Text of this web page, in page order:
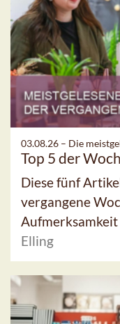
03.08.26 – Die
Top 5 der
Diese fünf
vergangene
Elling